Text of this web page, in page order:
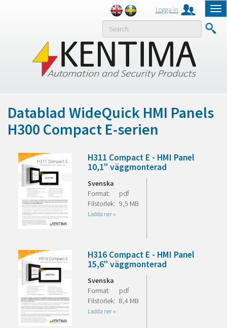
Logga in
MENY
Datablad WideQuick HMI Panels
H300 Compact E-serien
H311 Compact E - HMI Panel
10,1" väggmonterad
Svenska
Format:
pdf
Filstorlek: 9,5 MB
Ladda ner »
H316 Compact E - HMI Panel
15,6" väggmonterad
Svenska
Format:
pdf
Filstorlek: 8,4 MB
Ladda ner »